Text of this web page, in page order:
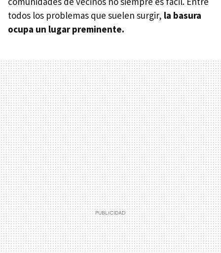
todos los problemas que suelen surgir, la basura
ocupa un lugar preminente.